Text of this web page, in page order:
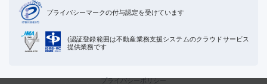
プライバシーマークの付与認定を受けています
(認証登録範囲は不動産業務支援システムのクラウドサービス
提供業務です
プライバシーポリシー